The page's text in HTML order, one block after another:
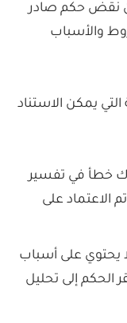
نقض حكم صادر
والأسباب
يمكن الاستناد
خطأ في تفسير
الاعتماد على
يحتوي على أسباب
الحكم إلى تحليل